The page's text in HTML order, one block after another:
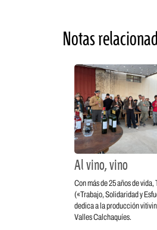
Notas
Al vino, vino
Con más de 25 años de vida,
(«Trabajo, Solidaridad y
dedica a la producción
Valles Calchaquíes.